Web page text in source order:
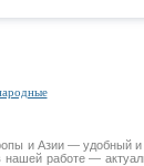
и Азии — удобный
нашей работе —